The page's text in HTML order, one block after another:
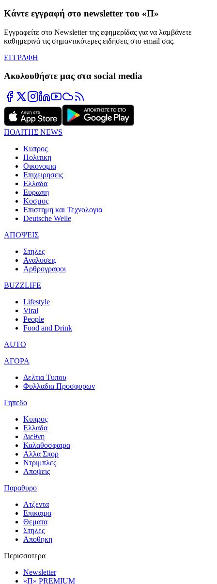
Κάντε εγγραφή στο newsletter του «Π»
Εγγραφείτε στο Newsletter της εφημερίδας για να λαμβάνετε
καθημερινά τις σημαντικότερες ειδήσεις στο email σας.
ΕΓΓΡΑΦΗ
Ακολουθήστε μας στα social media
ΠΟΛΙΤΗΣ NEWS
Κυπρος
Πολιτικη
Οικονομια
Επιχειρησεις
Ελλαδα
Ευρωπη
Κοσμος
Επιστημη και Τεχνολογια
Deutsche Welle
ΑΠΟΨΕΙΣ
Στηλες
Αναλυσεις
Αρθρογραφοι
BUZZLIFE
Lifestyle
Viral
People
Food and Drink
AUTO
ΑΓΟΡΑ
Δελτια Τυπου
Φυλλαδια Προσφορων
Γηπεδο
Κυπρος
Ελλαδα
Διεθνη
Καλαθοσφαιρα
Αλλα Σπορ
Ντριμπλες
Αποψεις
Παραθυρο
Ατζεντα
Επικαιρα
Θεματα
Στηλες
Αποθηκη
Περισσοτερα
Newsletter
«Π» PREMIUM